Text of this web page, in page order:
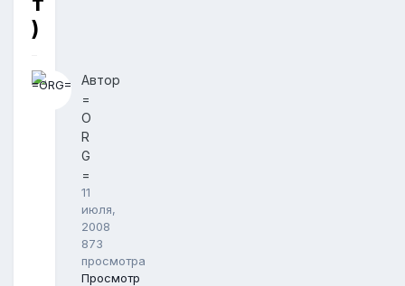
)
Автор
=
O
R
G
=
11
июля,
2008
873
просмотра
Просмотр